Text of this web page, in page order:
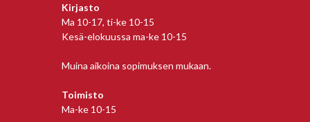
Kirjasto
Ma 10-17, ti-ke 10-15
Kesä-elokuussa ma-ke 10-15
Muina aikoina sopimuksen mukaan.
Toimisto
Ma-ke 10-15